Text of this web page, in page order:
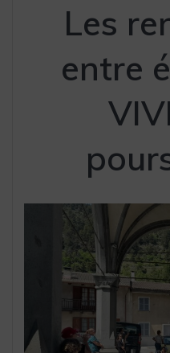
Les
entre